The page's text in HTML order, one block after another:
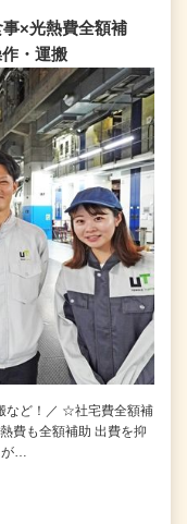
事×光熱費全額補
・運搬
など！／ ☆社宅費全額補
費も全額補助 出費を抑
が…